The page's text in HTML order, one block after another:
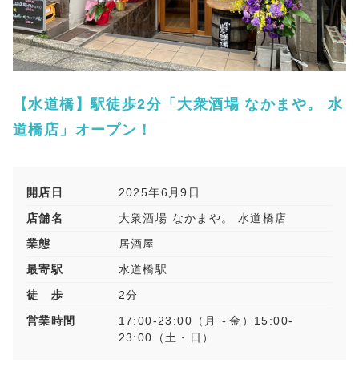
【水道橋】駅徒歩2分「大衆酒場 なかまや。 水
道橋店」オープン！
開店日
2025年6月9日
店舗名
大衆酒場 なかまや。 水道橋店
業態
居酒屋
最寄駅
水道橋駅
徒 歩
2分
営業時間
17:00-23:00（月～金）15:00-
23:00（土・日）